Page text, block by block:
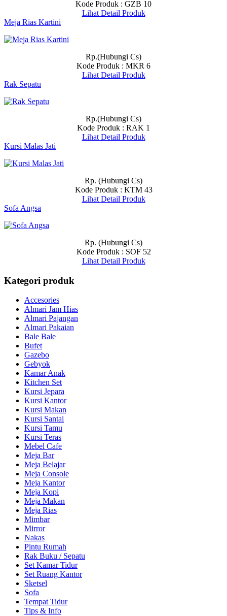
Kode Produk : GZB 10
Lihat Detail Produk
Meja Rias Kartini
Rp.(Hubungi Cs)
Kode Produk : MKR 6
Lihat Detail Produk
Rak Sepatu
Rp.(Hubungi Cs)
Kode Produk : RAK 1
Lihat Detail Produk
Kursi Malas Jati
Rp. (Hubungi Cs)
Kode Produk : KTM 43
Lihat Detail Produk
Sofa Angsa
Rp. (Hubungi Cs)
Kode Produk : SOF 52
Lihat Detail Produk
Kategori produk
Accesories
Almari Jam Hias
Almari Pajangan
Almari Pakaian
Bale Bale
Bufet
Gazebo
Gebyok
Kamar Anak
Kitchen Set
Kursi Jepara
Kursi Kantor
Kursi Makan
Kursi Santai
Kursi Tamu
Kursi Teras
Mebel Cafe
Meja Bar
Meja Belajar
Meja Console
Meja Kantor
Meja Kopi
Meja Makan
Meja Rias
Mimbar
Mirror
Nakas
Pintu Rumah
Rak Buku / Sepatu
Set Kamar Tidur
Set Ruang Kantor
Sketsel
Sofa
Tempat Tidur
Tips & Info